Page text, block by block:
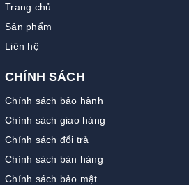
Trang chủ
Sản phẩm
Liên hệ
CHÍNH SÁCH
Chính sách bảo hành
Chính sách giao hàng
Chính sách đổi trả
Chính sách bán hàng
Chính sách bảo mật